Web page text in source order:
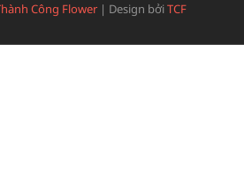
Công Flower | Design bởiTCF